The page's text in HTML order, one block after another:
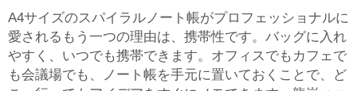
A4サイズのスパイラルノート帳がプロフェッショナルに
愛されるもう一つの理由は、携帯性です。バッグに入れ
やすく、いつでも携帯できます。オフィスでもカフェで
も会議場でも、ノート帳を手元に置いておくことで、ど